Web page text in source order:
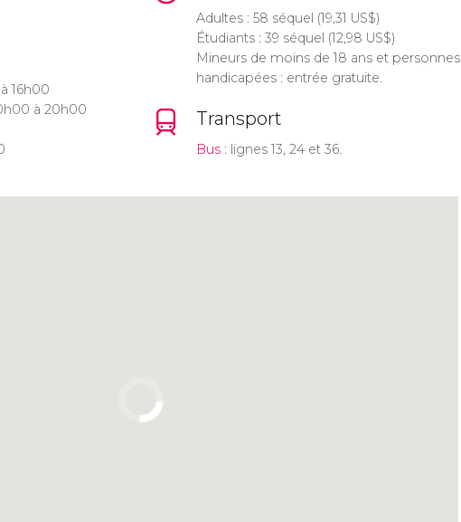
16h00
à 20h00
Adultes : 58 séquel (19,31 US$)
Étudiants : 39 séquel (12,98 US$)
Mineurs de moins de 18 ans et personnes
handicapées : entrée gratuite.
Transport
Bus: lignes 13, 24 et 36.